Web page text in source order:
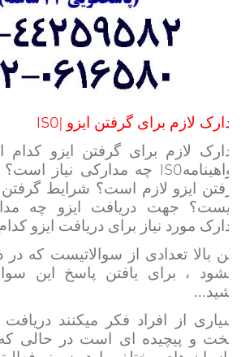
مدارک لازم برای گرفتن ایزو |ISO
مدارک لازم برای گرفتن ایزو کدام
گواهینامهISO چه مدارکی نیاز
گرفتن ایزو لازم است؟ شرایط
چیست؟ جهت دریافت ایزو چه
مدارک مورد نیاز برای دریافت ایزو
متن بالا تعدادی از سوالاتیست که در
میشود ، برای یافتن پاسخ این
باشید...
بسیاری از افراد فکر میکنند دریافت
سخت و پیچیده ای است در حالی که